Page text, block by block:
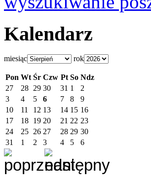
Kalendarz
miesiąc rok
Pon Wt Śr Czw Pt So Ndz
27
28 29 30 31 1
2
3
4 5 6 7 8
9
10
11 12 13 14 15 16
17
18 19 20 21 22 23
24
25 26 27 28 29 30
31
1 2 3 4 5 6